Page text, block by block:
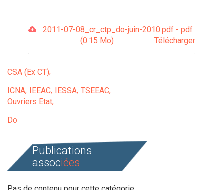
2011-07-08_cr_ctp_do-juin-2010.pdf - pdf
(0.15 Mo)
Télécharger
CSA (Ex CT)
ICNA IEEAC IESSA TSEEAC
Ouvriers Etat
Do
Publications
associées